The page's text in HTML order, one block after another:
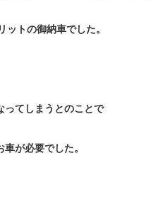
ットの御納車でした。
ってしまうとのことで
が必要でした。